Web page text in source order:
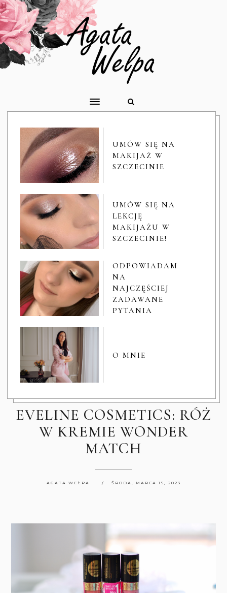
UMÓW SIĘ NA
MAKIJAŻ W
SZCZECINIE
UMÓW SIĘ NA
LEKCJĘ
MAKIJAŻU W
SZCZECINIE!
ODPOWIADAM
NA
NAJCZĘŚCIEJ
ZADAWANE
PYTANIA
O MNIE
EVELINE COSMETICS: RÓŻ
W KREMIE WONDER
MATCH
AGATA WEŁPA ŚRODA, MARCA 15, 2023